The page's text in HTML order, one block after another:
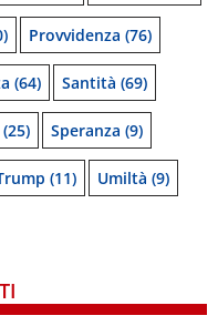
Provvidenza (76)
(64) Santità (69)
(25) Speranza (9)
(11) Umiltà (9)